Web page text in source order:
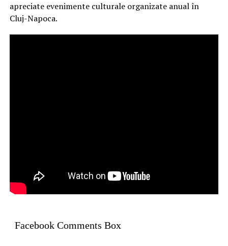
apreciate evenimente culturale organizate anual în
Cluj-Napoca.
Facebook Comments Box